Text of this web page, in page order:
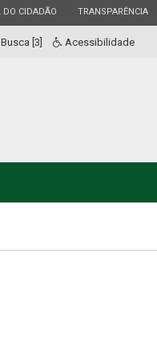
DO CIDADÃO ESTADO
TRANSPARÊNCIA
Busca [3] Acessibilidade